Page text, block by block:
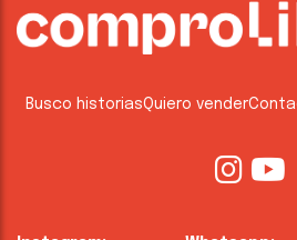
Busco historiasQuiero vender